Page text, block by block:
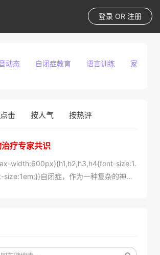
登录 OR 注册
动态 自闭症教育 语言训练 家庭教育
击 按人气 按热评
疗专家共识
width:600px){h1,h2,h3,h4{font-size:1.
自闭症，作为一种复杂的神经